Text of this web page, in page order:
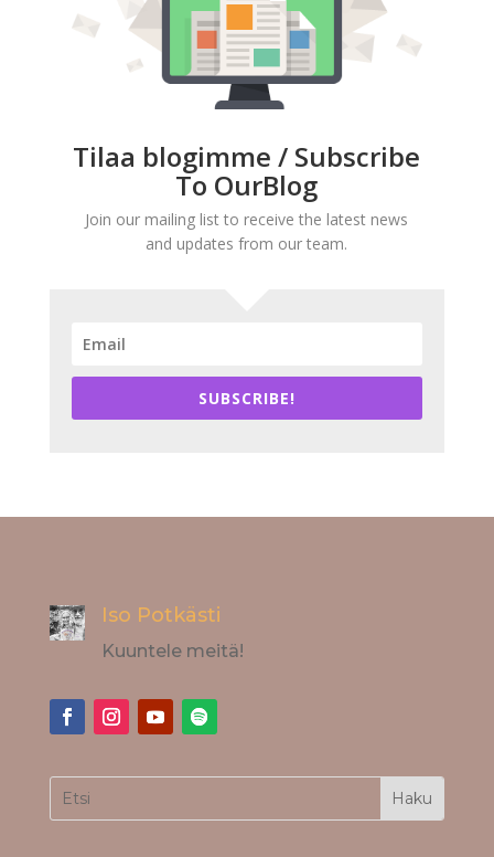
Tilaa blogimme / Subscribe
To OurBlog
Join our mailing list to receive the latest news
and updates from our team.
SUBSCRIBE!
Iso Potkästi
Kuuntele meitä!